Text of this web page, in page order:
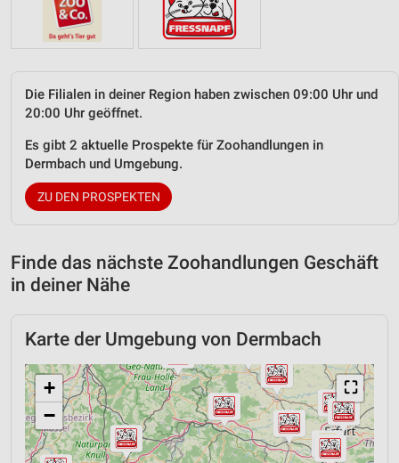
Die Filialen in deiner Region haben zwischen 09:00 Uhr und
20:00 Uhr geöffnet.
Es gibt 2 aktuelle Prospekte für Zoohandlungen in
Dermbach und Umgebung.
ZU DEN PROSPEKTEN
Finde das nächste Zoohandlungen Geschäft
in deiner Nähe
Karte der Umgebung von Dermbach
⛶
+
−